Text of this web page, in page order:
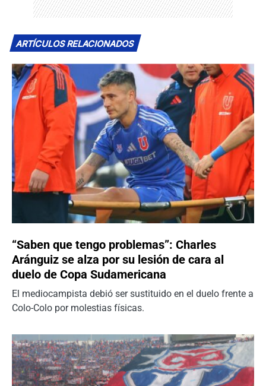
ARTÍCULOS RELACIONADOS
“Saben que tengo problemas”: Charles
Aránguiz se alza por su lesión de cara al
duelo de Copa Sudamericana
El mediocampista debió ser sustituido en el duelo frente a
Colo-Colo por molestias físicas.